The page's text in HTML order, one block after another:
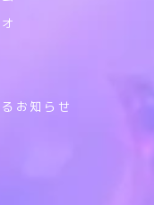
お知らせ